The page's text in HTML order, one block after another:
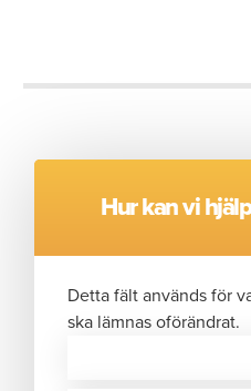
Hur kan vi
Detta fält används för
ska lämnas oförändrat.